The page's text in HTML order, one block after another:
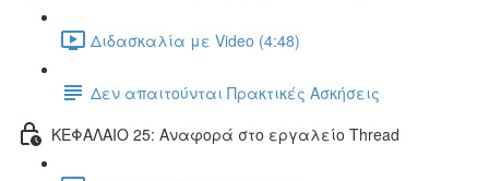
Διδασκαλία με Video (4:48)
Δεν απαιτούνται Πρακτικές Ασκήσεις
ΚΕΦΑΛΑΙΟ 25: Αναφορά στο εργαλείο Thread